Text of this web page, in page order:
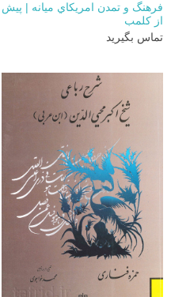
فرهنگ و تمدن امريكاي ميانه | پيش
از كلمب
تماس بگیرید